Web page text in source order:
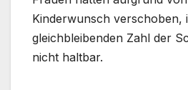
Kinderwunsch verschoben,
gleichbleibenden Zahl der
nicht haltbar.